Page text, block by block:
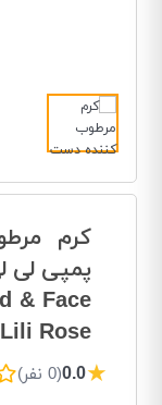
کرم
پمپی لی
& Face
Lili Rose
★
0.0(0 نفر)